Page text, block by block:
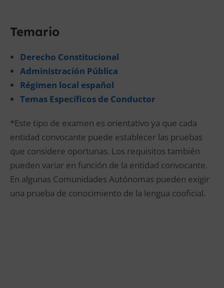
Temario
Derecho Constitucional
Administración Pública
Régimen local español
Temas Específicos de Conductor
*Este tipo de examen es orientativo ya que cada
entidad convocante puede establecer las pruebas
que considere oportunas. Los requisitos también
pueden variar en función de la entidad convocante.
En algunas Comunidades Autónomas pueden exigir
una prueba de conocimiento de la lengua cooficial.